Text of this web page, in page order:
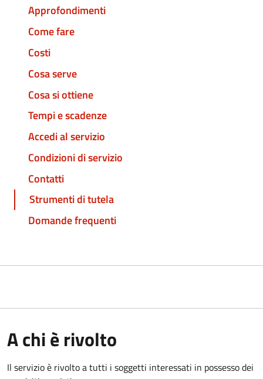
Approfondimenti
Come fare
Costi
Cosa serve
Cosa si ottiene
Tempi e scadenze
Accedi al servizio
Condizioni di servizio
Contatti
Strumenti di tutela
Domande frequenti
A chi è rivolto
Il servizio è rivolto a tutti i soggetti interessati in possesso dei